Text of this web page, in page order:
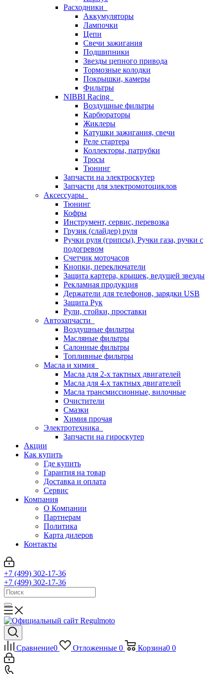
Расходники
Аккумуляторы
Лампочки
Цепи
Свечи зажигания
Подшипники
Звезды цепного привода
Тормозные колодки
Покрышки, камеры
Фильтры
NIBBI Racing
Воздушные фильтры
Карбюраторы
Жиклеры
Катушки зажигания, свечи
Реле стартера
Коллекторы, патрубки
Тросы
Тюнинг
Запчасти на электроскутер
Запчасти для электромотоциклов
Аксессуары
Тюнинг
Кофры
Инструмент, сервис, перевозка
Грузик (слайдер) руля
Ручки руля (грипсы), Ручки газа, ручки с
подогревом
Счетчик моточасов
Кнопки, переключатели
Защита картера, крышек, ведущей звезды
Рекламная продукция
Держатели для телефонов, зарядки USB
Защита Рук
Рули, стойки, проставки
Автозапчасти
Воздушные фильтры
Масляные фильтры
Салонные фильтры
Топливные фильтры
Масла и химия
Масла для 2-х тактных двигателей
Масла для 4-х тактных двигателей
Масла трансмиссионные, вилочные
Очистители
Смазки
Химия прочая
Электротехника
Запчасти на гироскутер
Акции
Как купить
Где купить
Гарантия на товар
Доставка и оплата
Сервис
Компания
О Компании
Партнерам
Политика
Карта дилеров
Контакты
+7 (499) 302-17-36
+7 (499) 302-17-36
Сравнение0 Отложенные 0 Корзина0 0